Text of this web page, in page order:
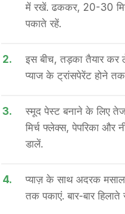
में रखें. ढककर, 20-30
पकाते रहें.
2.
इस बीच, तड़का तैयार
प्याज के ट्रांसपेरेंट होने
3.
स्मूद पेस्ट बनाने के लिए तेज
मिर्च फ्लेक्स, पेपरिका और
डालें.
4.
प्याज़ के साथ अदरक
तक पकाएं. बार-बार हिलाते